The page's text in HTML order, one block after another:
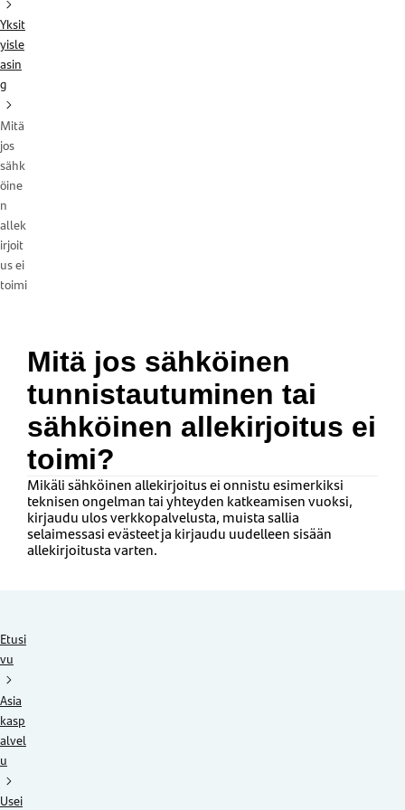
Yksit
yisle
asin
g
Mitä
jos
sähk
öine
n
allek
irjoit
us ei
toimi
Mitä jos sähköinen
tunnistautuminen tai
sähköinen allekirjoitus ei
toimi?
Mikäli sähköinen allekirjoitus ei onnistu esimerkiksi
teknisen ongelman tai yhteyden katkeamisen vuoksi,
kirjaudu ulos verkkopalvelusta, muista sallia
selaimessasi evästeet ja kirjaudu uudelleen sisään
allekirjoitusta varten.
Etusi
vu
Asia
kasp
alvel
u
Usei